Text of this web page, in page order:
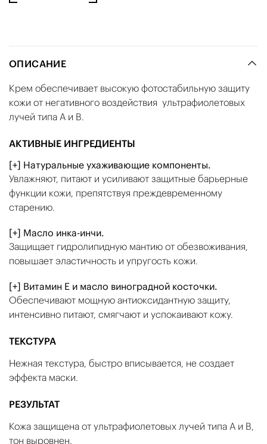
ОПИСАНИЕ
Крем обеспечивает высокую фотостабильную защиту
кожи от негативного воздействия ультрафиолетовых
лучей типа А и В.
АКТИВНЫЕ ИНГРЕДИЕНТЫ
[+] Натуральные ухаживающие компоненты.
Увлажняют, питают и усиливают защитные барьерные
функции кожи, препятствуя преждевременному
старению.
[+] Масло инка-инчи.
Защищает гидролипидную мантию от обезвоживания,
повышает эластичность и упругость кожи.
[+] Витамин Е и масло виноградной косточки.
Обеспечивают мощную антиоксидантную защиту,
интенсивно питают, смягчают и успокаивают кожу.
ТЕКСТУРА
Нежная текстура, быстро вписывается, не создает
эффекта маски.
РЕЗУЛЬТАТ
Кожа защищена от ультрафиолетовых лучей типа А и В,
тон выровнен.